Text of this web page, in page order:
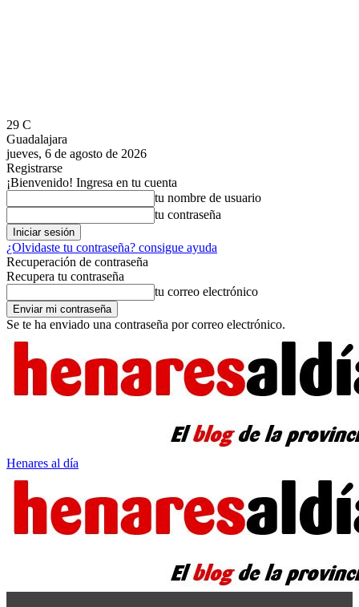
29 C
Guadalajara
jueves, 6 de agosto de 2026
Registrarse
¡Bienvenido! Ingresa en tu cuenta
tu nombre de usuario
tu contraseña
¿Olvidaste tu contraseña? consigue ayuda
Recuperación de contraseña
Recupera tu contraseña
tu correo electrónico
Se te ha enviado una contraseña por correo electrónico.
Henares al día